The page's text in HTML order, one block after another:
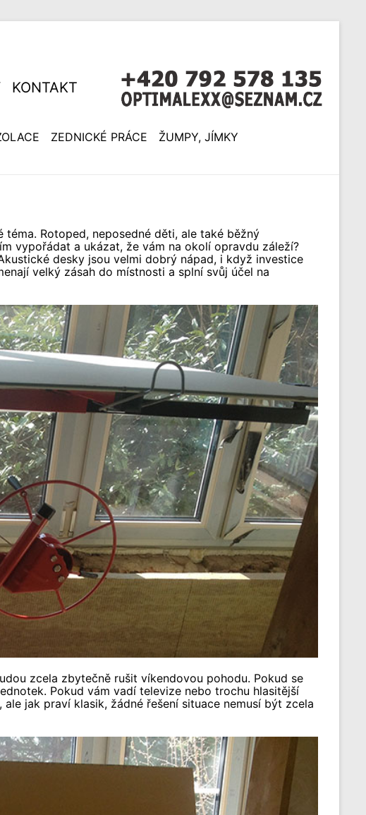
KONTAKT
ZEDNICKÉ PRÁCE
ŽUMPY, JÍMKY
Rotoped, neposedné děti, ale také běžný
vypořádat a ukázat, že vám na okolí opravdu záleží?
desky jsou velmi dobrý nápad, i když investice
velký zásah do místnosti a splní svůj účel na
zcela zbytečně rušit víkendovou pohodu. Pokud se
Pokud vám vadí televize nebo trochu hlasitější
jak praví klasik, žádné řešení situace nemusí být zcela